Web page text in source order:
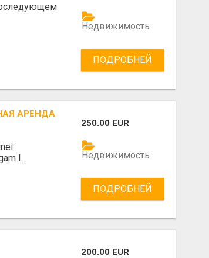
Недвижимость
ПОДРОБНЕЙ
АРЕНДА
l...
250.00 EUR
Недвижимость
ПОДРОБНЕЙ
200.00 EUR